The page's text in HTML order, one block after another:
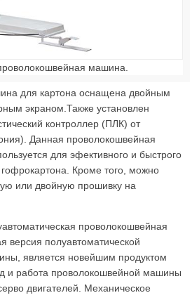
машина.
для картона оснащена двойным
экраном.Также установлен
контроллер (ПЛК) от
Данная проволокошвейная
для эфективного и быстрого
Кроме того, можно
или двойную прошивку на
проволокошвейная
версия полуавтоматической
является новейшим продуктом
и работа проволокошвейной машины
двигателей. Механическое